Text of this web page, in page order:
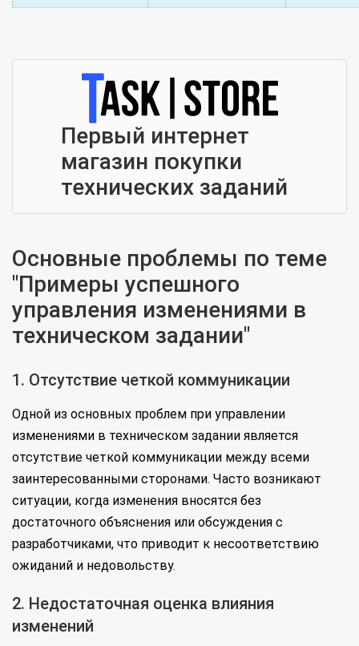
Первый интернет
магазин покупки
технических заданий
Основные проблемы по теме
"Примеры успешного
управления изменениями в
техническом задании"
1. Отсутствие четкой коммуникации
Одной из основных проблем при управлении
изменениями в техническом задании является
отсутствие четкой коммуникации между всеми
заинтересованными сторонами. Часто возникают
ситуации, когда изменения вносятся без
достаточного объяснения или обсуждения с
разработчиками, что приводит к несоответствию
ожиданий и недовольству.
2. Недостаточная оценка влияния
изменений